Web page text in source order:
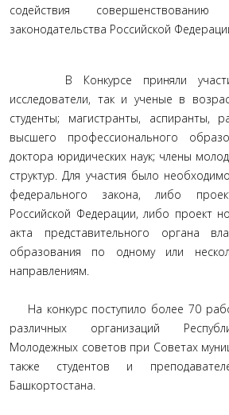
содействия
законодательства Российской
В Конкурсе приняли
исследователи, так и ученые в
студенты; магистранты, аспиранты,
высшего профессионального
доктора юридических наук; члены
структур. Для участия было
федерального закона, либо
Российской Федерации, либо проект
акта представительного органа
образования по одному или
направлениям.
На конкурс поступило более 70
различных организаций
Молодежных советов при Советах
также студентов и
Башкортостана.